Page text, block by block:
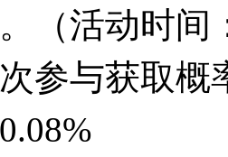
（活动时间
参与获取概